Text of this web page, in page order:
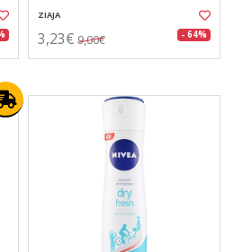
ZIAJA
3,23€ 9,00€ - 64%